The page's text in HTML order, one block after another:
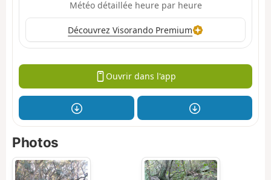
Météo détaillée heure par heure
Découvrez Visorando Premium
Ouvrir dans l'app
Photos